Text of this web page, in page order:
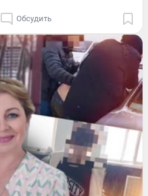
Обсудить